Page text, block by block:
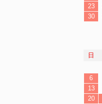
23
30
日
6
13
20